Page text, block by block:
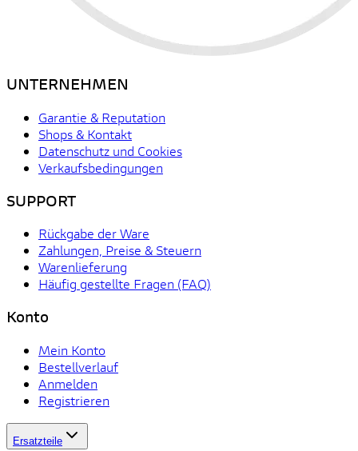
UNTERNEHMEN
Garantie & Reputation
Shops & Kontakt
Datenschutz und Cookies
Verkaufsbedingungen
SUPPORT
Rückgabe der Ware
Zahlungen, Preise & Steuern
Warenlieferung
Häufig gestellte Fragen (FAQ)
Konto
Mein Konto
Bestellverlauf
Anmelden
Registrieren
Ersatzteile